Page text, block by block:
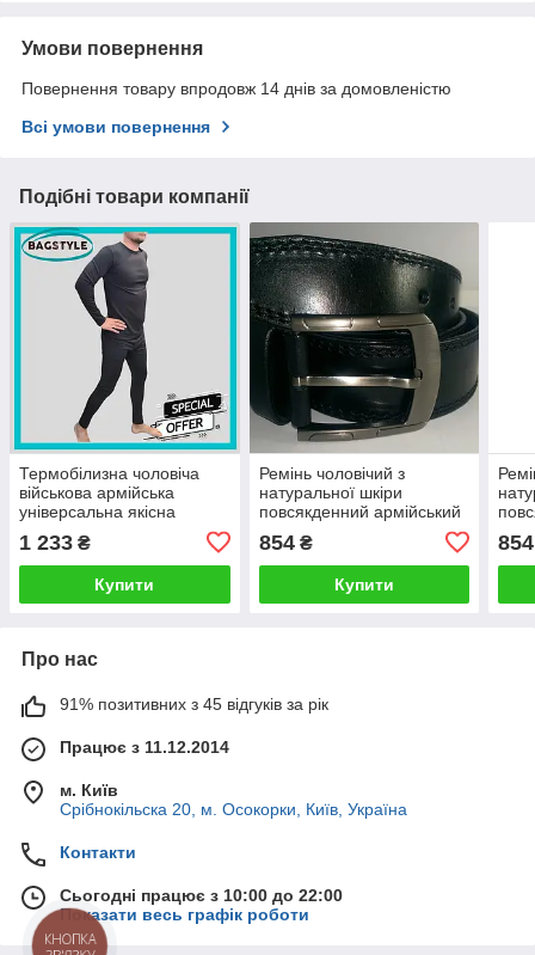
Умови повернення
Повернення товару впродовж 14 днів за домовленістю
Всі умови повернення
Подібні товари компанії
Термобілизна чоловіча
військова армійська
універсальна якісна
зимова чорного кольору
1 233 ₴
Купити
Ремінь чоловічий з
натуральної шкіри
повсякденний армійський
військовий 4,5 см чорний
854₴
Купити
854
Про нас
91% позитивних з 45 відгуків за рік
Працює з 11.12.2014
м. Київ
Срібнокільска 20, м. Осокорки, Київ, Україна
Контакти
Сьогодні працює з 10:00 до 22:00
Показати весь графік роботи
КНОПКА